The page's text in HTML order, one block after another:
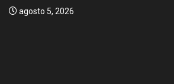
agosto 5, 2026